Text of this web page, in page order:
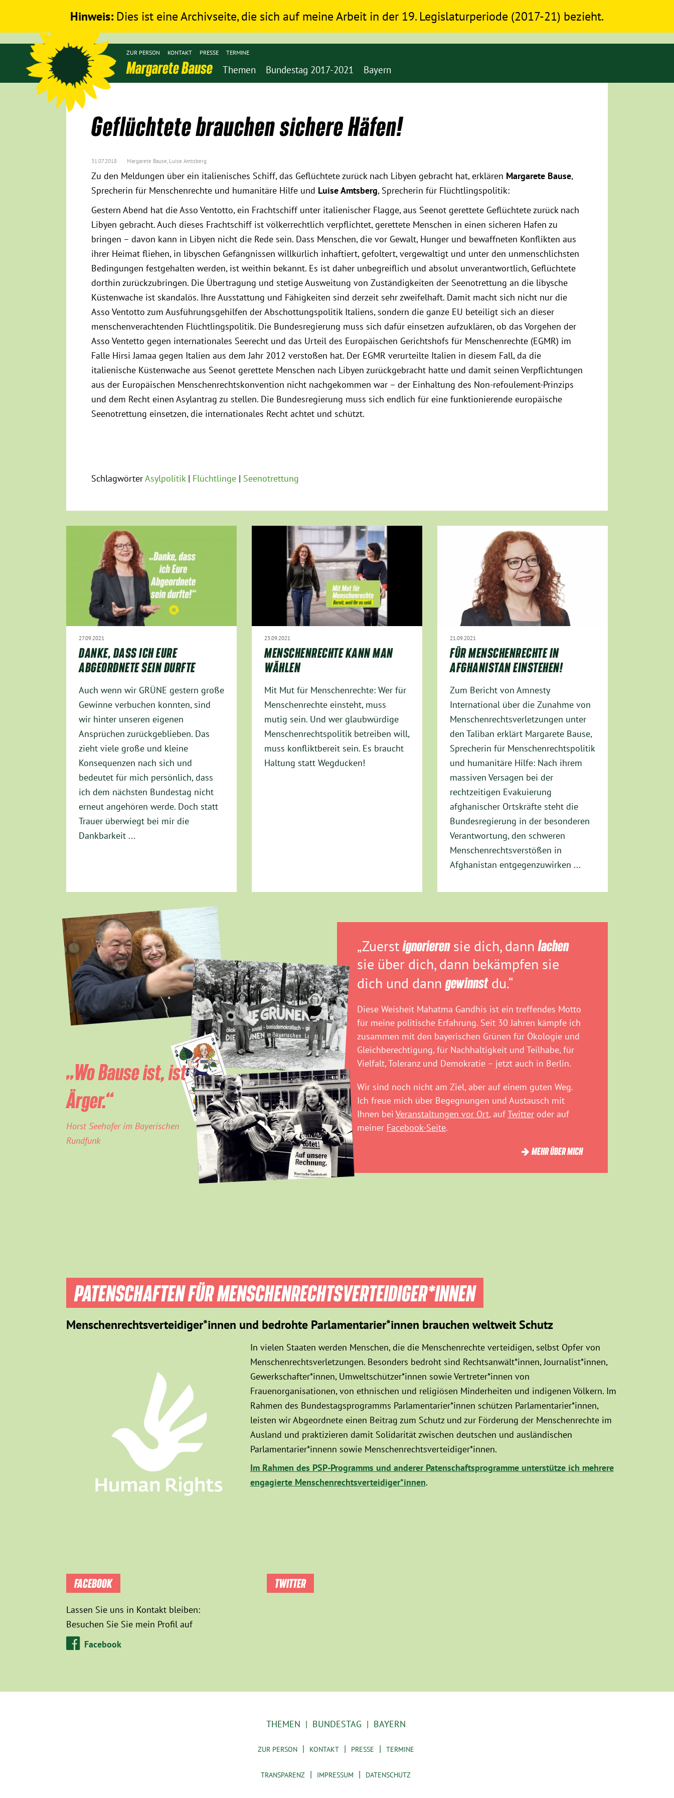
Hinweis: Dies ist eine Archivseite, die sich auf meine Arbeit in der 19. Legislaturperiode (2017-21) bezieht.
Margarete Bause Themen Bundestag 2017-2021 Bayern
ZUR PERSON KONTAKT PRESSE TERMINE
Geflüchtete brauchen sichere Häfen!
31.07.2018 Margarete Bause, Luise Amtsberg
Zu den Meldungen über ein italienisches Schiff, das Geflüchtete zurück nach Libyen gebracht hat, erklären Margarete Bause,
Sprecherin für Menschenrechte und humanitäre Hilfe und Luise Amtsberg, Sprecherin für Flüchtlingspolitik:
Gestern Abend hat die Asso Ventotto, ein Frachtschiff unter italienischer Flagge, aus Seenot gerettete Geflüchtete zurück nach
Libyen gebracht. Auch dieses Frachtschiff ist völkerrechtlich verpflichtet, gerettete Menschen in einen sicheren Hafen zu
bringen – davon kann in Libyen nicht die Rede sein. Dass Menschen, die vor Gewalt, Hunger und bewaffneten Konflikten aus
ihrer Heimat fliehen, in libyschen Gefängnissen willkürlich inhaftiert, gefoltert, vergewaltigt und unter den unmenschlichsten
Bedingungen festgehalten werden, ist weithin bekannt. Es ist daher unbegreiflich und absolut unverantwortlich, Geflüchtete
dorthin zurückzubringen. Die Übertragung und stetige Ausweitung von Zuständigkeiten der Seenotrettung an die libysche
Küstenwache ist skandalös. Ihre Ausstattung und Fähigkeiten sind derzeit sehr zweifelhaft. Damit macht sich nicht nur die
Asso Ventotto zum Ausführungsgehilfen der Abschottungspolitik Italiens, sondern die ganze EU beteiligt sich an dieser
menschenverachtenden Flüchtlingspolitik. Die Bundesregierung muss sich dafür einsetzen aufzuklären, ob das Vorgehen der
Asso Ventetto gegen internationales Seerecht und das Urteil des Europäischen Gerichtshofs für Menschenrechte (EGMR) im
Falle Hirsi Jamaa gegen Italien aus dem Jahr 2012 verstoßen hat. Der EGMR verurteilte Italien in diesem Fall, da die
italienische Küstenwache aus Seenot gerettete Menschen nach Libyen zurückgebracht hatte und damit seinen Verpflichtungen
aus der Europäischen Menschenrechtskonvention nicht nachgekommen war – der Einhaltung des Non-refoulement-Prinzips
und dem Recht einen Asylantrag zu stellen. Die Bundesregierung muss sich endlich für eine funktionierende europäische
Seenotrettung einsetzen, die internationales Recht achtet und schützt.
SchlagwörterAsylpolitik Flüchtlinge Seenotrettung
27.09.2021
DANKE, DASS ICH EURE
ABGEORDNETE SEIN DURFTE
Auch wenn wir GRÜNE gestern große
Gewinne verbuchen konnten, sind
wir hinter unseren eigenen
Ansprüchen zurückgeblieben. Das
zieht viele große und kleine
Konsequenzen nach sich und
bedeutet für mich persönlich, dass
ich dem nächsten Bundestag nicht
erneut angehören werde. Doch statt
Trauer überwiegt bei mir die
Dankbarkeit ...
23.09.2021
MENSCHENRECHTE KANN MAN
WÄHLEN
Mit Mut für Menschenrechte: Wer für
Menschenrechte einsteht, muss
mutig sein. Und wer glaubwürdige
Menschenrechtspolitik betreiben will,
muss konfliktbereit sein. Es braucht
Haltung statt Wegducken!
21.09.2021
FÜR MENSCHENRECHTE IN
AFGHANISTAN EINSTEHEN!
Zum Bericht von Amnesty
International über die Zunahme von
Menschenrechtsverletzungen unter
den Taliban erklärt Margarete Bause,
Sprecherin für Menschenrechtspolitik
und humanitäre Hilfe: Nach ihrem
massiven Versagen bei der
rechtzeitigen Evakuierung
afghanischer Ortskräfte steht die
Bundesregierung in der besonderen
Verantwortung, den schweren
Menschenrechtsverstößen in
Afghanistan entgegenzuwirken ...
„Zuerstignorierensie dich, dannlachen
sie über dich, dann bekämpfen sie
dich und dann gewinnstdu.“
Diese Weisheit Mahatma Gandhis ist ein treffendes Motto
für meine politische Erfahrung. Seit 30 Jahren kämpfe ich
zusammen mit den bayerischen Grünen für Ökologie und
Gleichberechtigung, für Nachhaltigkeit und Teilhabe, für
Vielfalt, Toleranz und Demokratie – jetzt auch in Berlin.
Wir sind noch nicht am Ziel, aber auf einem guten Weg.
Ich freue mich über Begegnungen und Austausch mit
Ihnen bei Veranstaltungen vor Ort, aufTwitter oder auf
meiner Facebook-Seite.
MEHR ÜBER MICH
„Wo Bause ist, ist
Ärger.“
Horst Seehofer im Bayerischen
Rundfunk
PATENSCHAFTEN FÜR MENSCHEN­RECHTS­VER­TEIDIGER­*INNEN
Menschenrechtsverteidiger*innen und bedrohte Parlamentarier*innen brauchen weltweit Schutz
In vielen Staaten werden Menschen, die die Menschenrechte verteidigen, selbst Opfer von
Menschenrechtsverletzungen. Besonders bedroht sind Rechtsanwält*innen, Journalist*innen,
Gewerkschafter*innen, Umweltschützer*innen sowie Vertreter*innen von
Frauenorganisationen, von ethnischen und religiösen Minderheiten und indigenen Völkern. Im
Rahmen des Bundestagsprogramms Parlamentarier*innen schützen Parlamentarier*innen,
leisten wir Abgeordnete einen Beitrag zum Schutz und zur Förderung der Menschenrechte im
Ausland und praktizieren damit Solidarität zwischen deutschen und ausländischen
Parlamentarier*innenn sowie Menschenrechtsverteidiger*innen.
Im Rahmen des PSP-Programms und anderer Patenschaftsprogramme unterstütze ich mehrere
engagierte Menschenrechtsverteidiger*innen.
FACEBOOK
Lassen Sie uns in Kontakt bleiben:
Besuchen Sie Sie mein Profil auf
Facebook
TWITTER
THEMEN BUNDESTAG BAYERN
ZUR PERSON KONTAKT PRESSE TERMINE
TRANSPARENZ IMPRESSUM DATENSCHUTZ